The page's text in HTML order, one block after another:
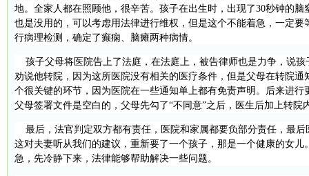
地。全家人都在照顾他，很辛苦。孩子在出生时，出现了30秒钟的脑
也是没用的，可以考虑用法律进行维权，但是这个不能着急，一定要
行病理检测，确定了癫痫、脑瘫两种病情。
孩子父母将医院告上了法庭，在法庭上，被告律师也是力争，说
劝说他转院，因为这所医院没有相关的医疗条件，但是父母在转院通
个很关键的环节，因为医院在一些通知单上都有免责声明。后来进行
父母签署文件是空白的，父母先勾了“不同意”之后，医生后加上转院
最后，法官判定双方都有责任，医院和家属都要负部分责任，最
这对夫妻听从我们的建议，重新要了一个孩子，那是一个健康的女儿
急，先冷静下来，法律能够帮助解决一些问题。